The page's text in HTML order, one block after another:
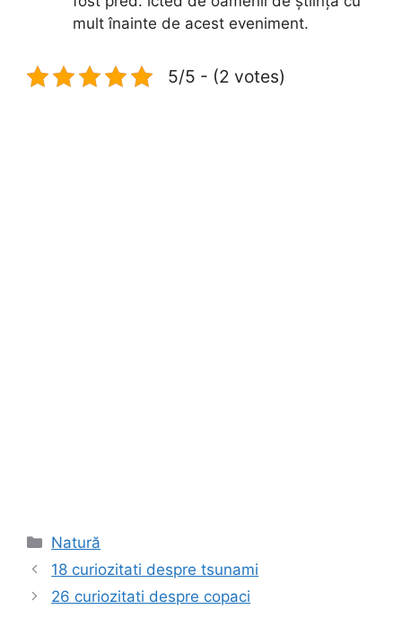
mult înainte de acest eveniment.
5/5 - (2 votes)
Categorii
Natură
18 curiozitati despre tsunami
26 curiozitati despre copaci